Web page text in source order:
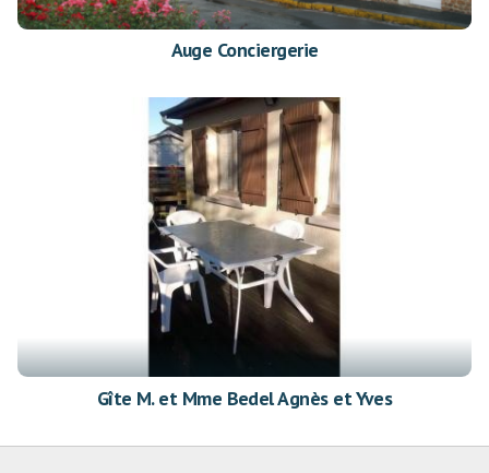
Auge Conciergerie
Gîte M. et Mme Bedel Agnès et Yves